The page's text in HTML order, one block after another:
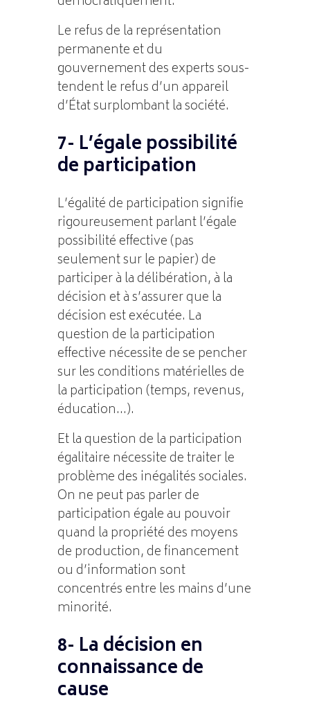
Le refus de la représentation
permanente et du
gouvernement des experts sous-
tendent le refus d’un appareil
d’État surplombant la société.
7- L’égale possibilité
de participation
L’égalité de participation signifie
rigoureusement parlant l’égale
possibilité effective (pas
seulement sur le papier) de
participer à la délibération, à la
décision et à s’assurer que la
décision est exécutée. La
question de la participation
effective nécessite de se pencher
sur les conditions matérielles de
la participation (temps, revenus,
éducation…).
Et la question de la participation
égalitaire nécessite de traiter le
problème des inégalités sociales.
On ne peut pas parler de
participation égale au pouvoir
quand la propriété des moyens
de production, de financement
ou d’information sont
concentrés entre les mains d’une
minorité.
8- La décision en
connaissance de
cause